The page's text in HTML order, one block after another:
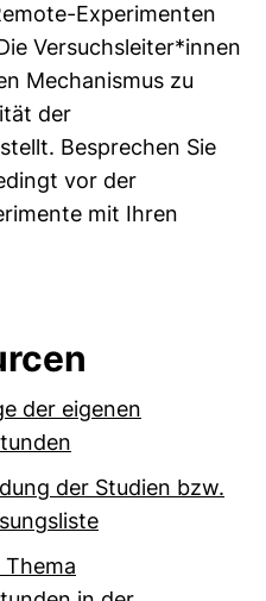
Experimenten
Versuchsleiter*innen
Mechanismus zu
der
Besprechen Sie
vor der
mit Ihren
der eigenen
der Studien bzw.